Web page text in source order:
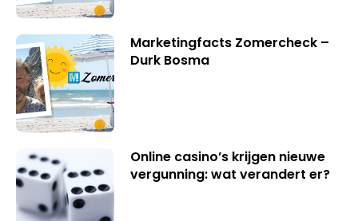
Marketingfacts Zomercheck –
Durk Bosma
Online casino’s krijgen nieuwe
vergunning: wat verandert er?